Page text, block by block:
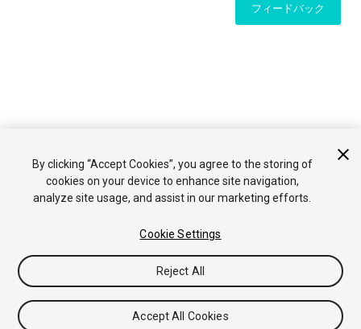
フィードバック
By clicking “Accept Cookies”, you agree to the storing of
cookies on your device to enhance site navigation,
analyze site usage, and assist in our marketing efforts.
Cookie Settings
Reject All
Accept All Cookies